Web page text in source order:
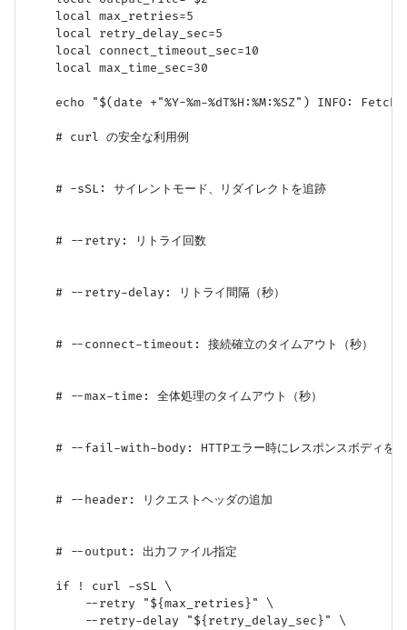
    local max_retries=5
    local retry_delay_sec=5
    local connect_timeout_sec=10
    local max_time_sec=30
echo "$(date +"%Y-%m-%dT%H:%M:%SZ") INFO:
    # curl の安全な利用例
    # -sSL: サイレントモード、リダイレクトを追跡
    # --retry: リトライ回数
    # --retry-delay: リトライ間隔（秒）
    # --connect-timeout: 接続確立のタイムアウト（秒）
    # --max-time: 全体処理のタイムアウト（秒）
# --fail-with-body: HTTPエラー時にレスポンスボディを
    # --header: リクエストヘッダの追加
    # --output: 出力ファイル指定
    if ! curl -sSL \
        --retry "${max_retries}" \
        --retry-delay "${retry_delay_sec}" \